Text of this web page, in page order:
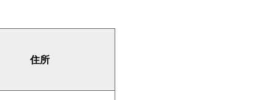
住所